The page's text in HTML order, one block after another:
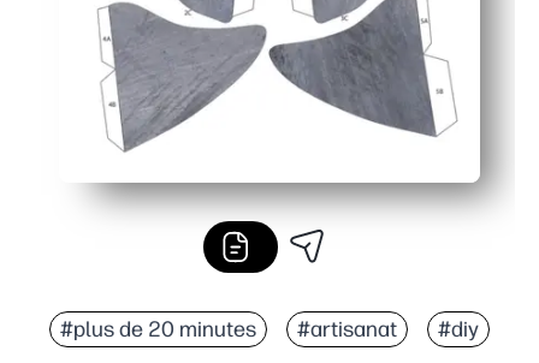
#plus de 20 minutes #artisanat #diy